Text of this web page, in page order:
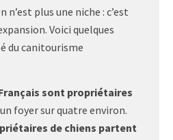
n’est plus une niche : c’est
Voici quelques
du canitourisme
sont propriétaires
foyer sur quatre environ.
de chiens partent